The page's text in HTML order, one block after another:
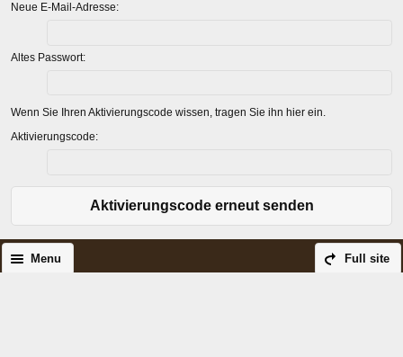
Neue E-Mail-Adresse:
Altes Passwort:
Wenn Sie Ihren Aktivierungscode wissen, tragen Sie ihn hier ein.
Aktivierungscode:
Aktivierungscode erneut senden
Full site
Menu